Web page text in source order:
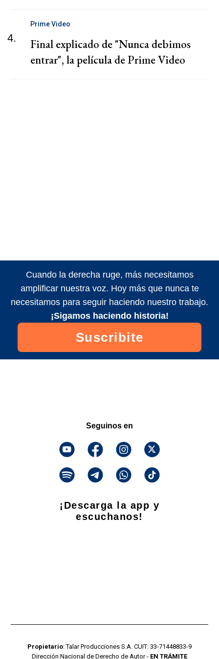
4.
Prime Video
Final explicado de "Nunca debimos
entrar", la película de Prime Video
Cuando la derecha ruge, más necesitamos
amplificar nuestra voz. Hoy más que nunca te
necesitamos para seguir haciendo nuestro trabajo.
¡Sigamos haciendo historia!
Suscribite
Seguinos en
¡Descarga la app y
escuchanos!
Propietario: Talar Producciones S.A. CUIT: 33-71448833-9
Dirección Nacional de Derecho de Autor - EN TRÁMITE